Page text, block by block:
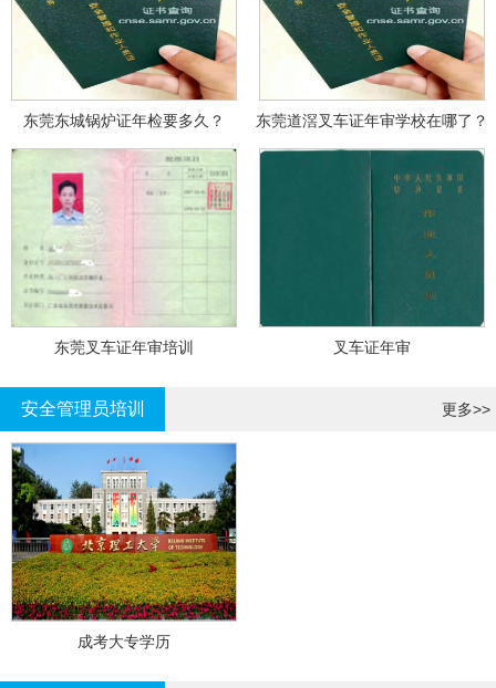
东莞东城锅炉证年检要多久？ 东莞道滘叉车证年审学校在哪了？
东莞叉车证年审培训 叉车证年审
安全管理员培训 更多>>
成考大专学历